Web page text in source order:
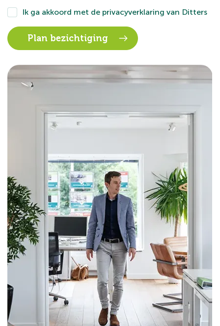
Ik ga akkoord met de privacyverklaring van Ditters